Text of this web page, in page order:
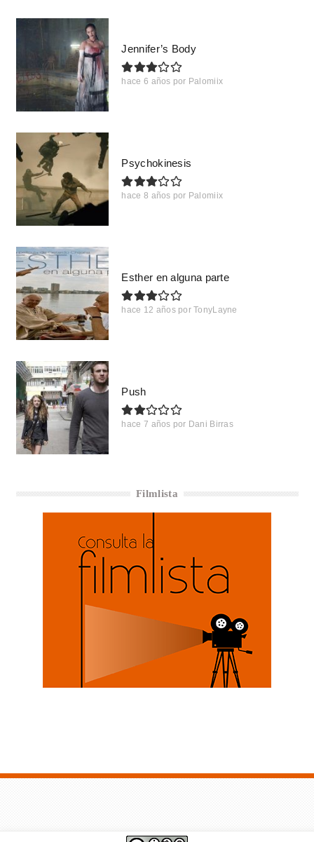
Jennifer’s Body
hace 6 años por Palomiix
Psychokinesis
hace 8 años por Palomiix
Esther en alguna parte
hace 12 años por TonyLayne
Push
hace 7 años por Dani Birras
Filmlista